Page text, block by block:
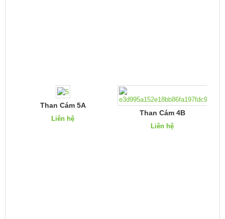
Than Cám 5A
Liên hệ
Than Cám 4B
Liên hệ